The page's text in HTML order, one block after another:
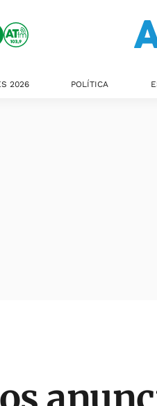
2026 POLÍTICA